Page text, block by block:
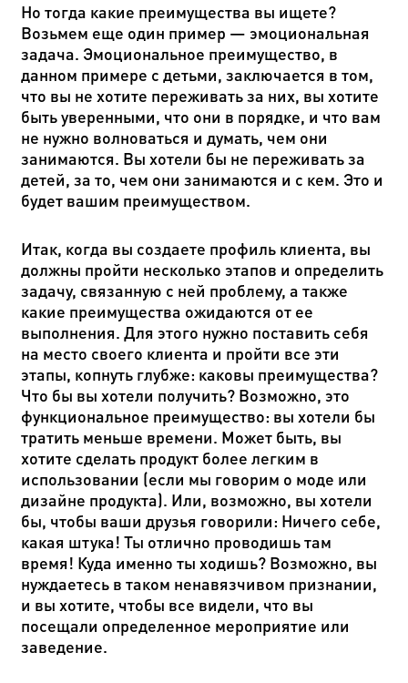
Но тогда какие преимущества вы ищете?
Возьмем еще один пример — эмоциональная
задача. Эмоциональное преимущество, в
данном примере с детьми, заключается в том,
что вы не хотите переживать за них, вы хотите
быть уверенными, что они в порядке, и что вам
не нужно волноваться и думать, чем они
занимаются. Вы хотели бы не переживать за
детей, за то, чем они занимаются и с кем. Это и
будет вашим преимуществом.
Итак, когда вы создаете профиль клиента, вы
должны пройти несколько этапов и определить
задачу, связанную с ней проблему, а также
какие преимущества ожидаются от ее
выполнения. Для этого нужно поставить себя
на место своего клиента и пройти все эти
этапы, копнуть глубже: каковы преимущества?
Что бы вы хотели получить? Возможно, это
функциональное преимущество: вы хотели бы
тратить меньше времени. Может быть, вы
хотите сделать продукт более легким в
использовании (если мы говорим о моде или
дизайне продукта). Или, возможно, вы хотели
бы, чтобы ваши друзья говорили: Ничего себе,
какая штука! Ты отлично проводишь там
время! Куда именно ты ходишь? Возможно, вы
нуждаетесь в таком ненавязчивом признании,
и вы хотите, чтобы все видели, что вы
посещали определенное мероприятие или
заведение.